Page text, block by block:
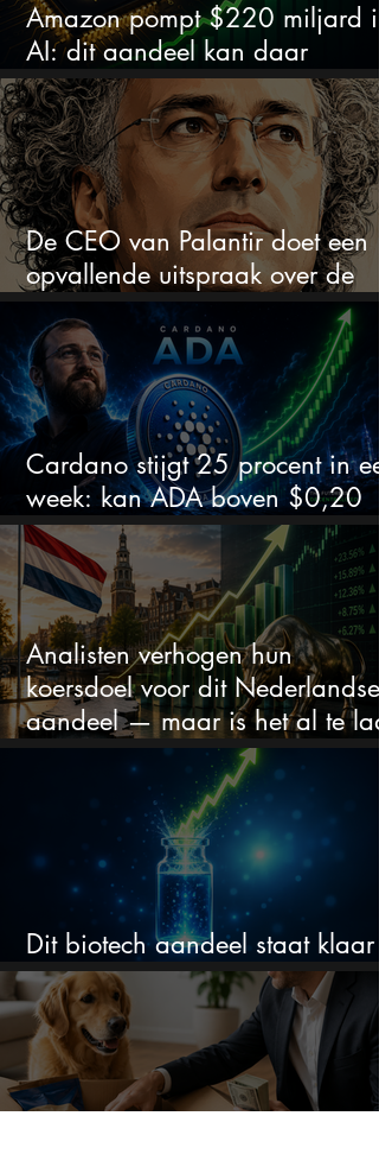
Amazon pompt $220 miljard in
AI: dit aandeel kan daar
explosief van profiteren
De CEO van Palantir doet een
opvallende uitspraak over de
beurs
Cardano stijgt 25 procent in
week: kan ADA boven $0,20
blijven?
Analisten verhogen hun
koersdoel voor dit Nederlandse
aandeel — maar is het al te laat
om in te stappen?
Dit biotech aandeel staat klaar
voor een flinke rally